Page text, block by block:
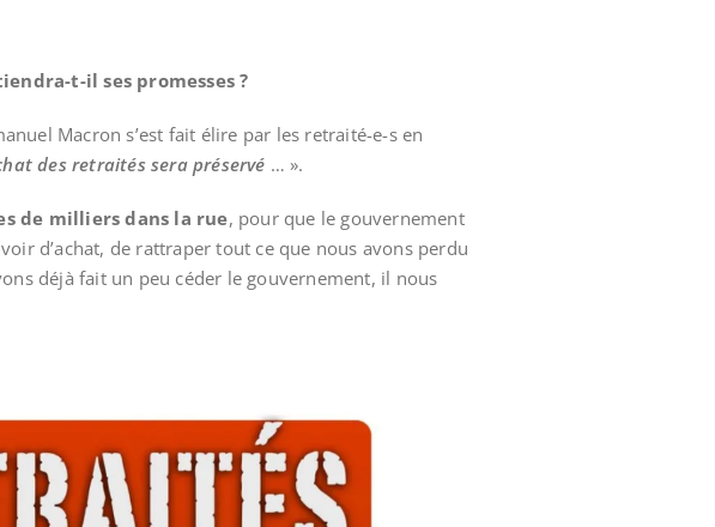
t-il ses promesses ?
Macron s’est fait élire par les retraité-e-s en
des retraités sera préservé … ».
de milliers dans la rue, pour que le gouvernement
d’achat, de rattraper tout ce que nous avons perdu
déjà fait un peu céder le gouvernement, il nous